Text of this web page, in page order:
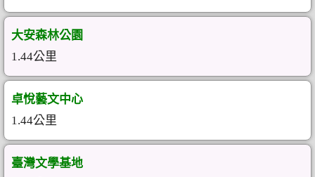
大安森林公園
1.44公里
卓悅藝文中心
1.44公里
臺灣文學基地